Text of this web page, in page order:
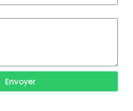
Envoyer